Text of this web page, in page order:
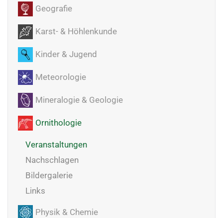
Geografie
Karst- & Höhlenkunde
Kinder & Jugend
Meteorologie
Mineralogie & Geologie
Ornithologie
Veranstaltungen
Nachschlagen
Bildergalerie
Links
Physik & Chemie